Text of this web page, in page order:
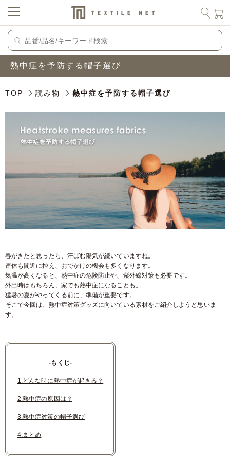
熱中症を予防する帽子選び
TOP 読み物 熱中症を予防する帽子選び
春がきたと思ったら、汗ばむ陽気が続いていますね。
連休も間近に控え、おでかけの機会も多くなります。
気温が高くなると、熱中症の危険防止や、紫外線対策も必要です。
外出時はもちろん、家でも熱中症になることも。
猛暑の夏がやってくる前に、準備が重要です。
そこで今回は、熱中症対策グッズに向いている素材をご紹介しようと思いま
す。
-もくじ-
1.どんな時に熱中症が起きる？
2.熱中症の原因は？
3.熱中症対策の帽子選び
4.まとめ